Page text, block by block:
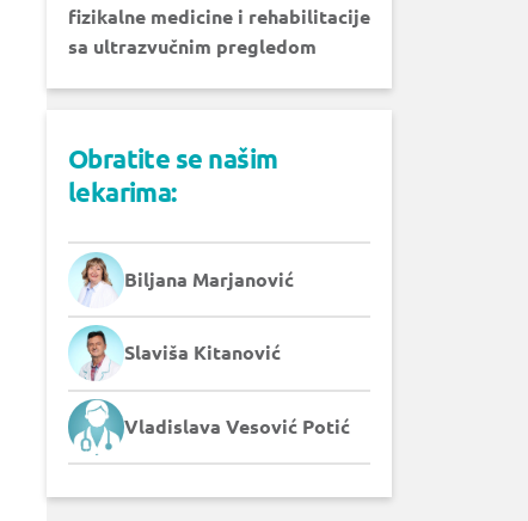
fizikalne medicine i rehabilitacije
sa ultrazvučnim pregledom
Obratite se našim
lekarima:
Biljana Marjanović
Slaviša Kitanović
Vladislava Vesović Potić